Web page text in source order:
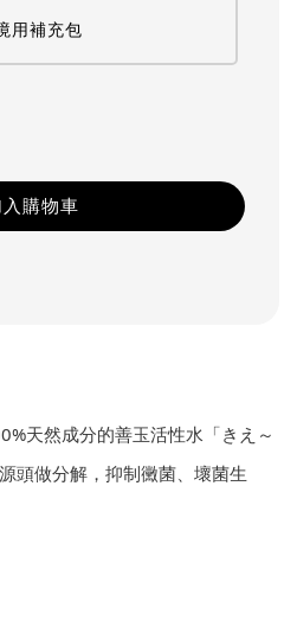
用補充包
入購物車
天然成分的善玉活性水「きえ～
頭做分解，抑制黴菌、壞菌生